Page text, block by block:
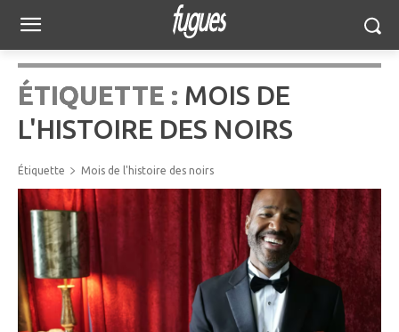
ÉTIQUETTE : MOIS DE
L'HISTOIRE DES NOIRS
Étiquette Mois de l'histoire des noirs